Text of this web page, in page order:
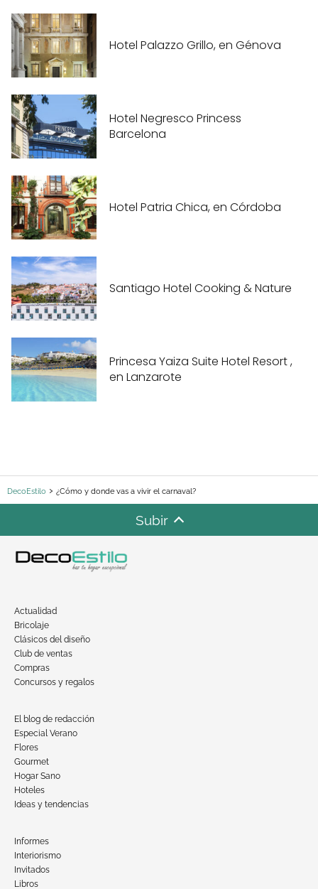
Hotel Palazzo Grillo, en Génova
Hotel Negresco Princess
Barcelona
Hotel Patria Chica, en Córdoba
Santiago Hotel Cooking & Nature
Princesa Yaiza Suite Hotel Resort ,
en Lanzarote
DecoEstilo ¿Cómo y donde vas a vivir el carnaval?
Subir
Actualidad
Bricolaje
Clásicos del diseño
Club de ventas
Compras
Concursos y regalos
El blog de redacción
Especial Verano
Flores
Gourmet
Hogar Sano
Hoteles
Ideas y tendencias
Informes
Interiorismo
Invitados
Libros